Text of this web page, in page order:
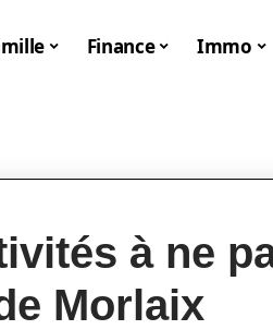
Finance Immo
à ne
Morlaix